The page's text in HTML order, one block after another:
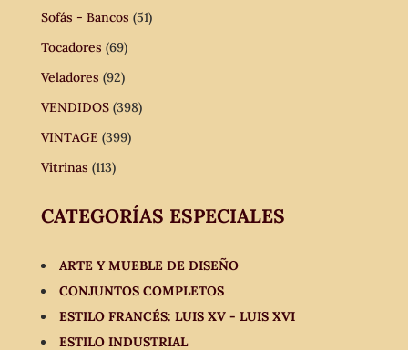
Sofás - Bancos (51)
Tocadores (69)
Veladores (92)
VENDIDOS (398)
VINTAGE (399)
Vitrinas (113)
CATEGORÍAS ESPECIALES
ARTE Y MUEBLE DE DISEÑO
CONJUNTOS COMPLETOS
ESTILO FRANCÉS: LUIS XV - LUIS XVI
ESTILO INDUSTRIAL